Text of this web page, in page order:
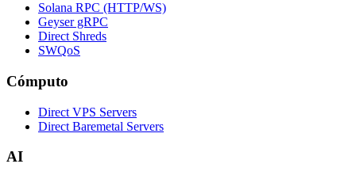
Solana RPC (HTTP/WS)
Geyser gRPC
Direct Shreds
SWQoS
Cómputo
Direct VPS Servers
Direct Baremetal Servers
AI